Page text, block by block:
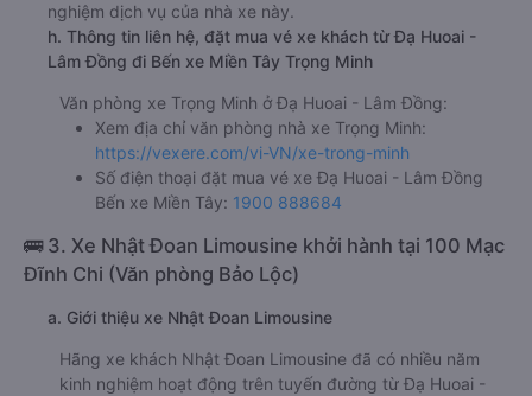
nghiệm dịch vụ của nhà xe này.
h. Thông tin liên hệ, đặt mua vé xe khách từ Đạ Huoai -
Lâm Đồng đi Bến xe Miền Tây Trọng Minh
Văn phòng xe Trọng Minh ở Đạ Huoai - Lâm Đồng:
Xem địa chỉ văn phòng nhà xe Trọng Minh:
https://vexere.com/vi-VN/xe-trong-minh
Số điện thoại đặt mua vé xe Đạ Huoai - Lâm Đồng
Bến xe Miền Tây: 1900 888684
🚌 3. Xe Nhật Đoan Limousine khởi hành tại 100 Mạc
Đĩnh Chi (Văn phòng Bảo Lộc)
a. Giới thiệu xe Nhật Đoan Limousine
Hãng xe khách Nhật Đoan Limousine đã có nhiều năm
kinh nghiệm hoạt động trên tuyến đường từ Đạ Huoai -